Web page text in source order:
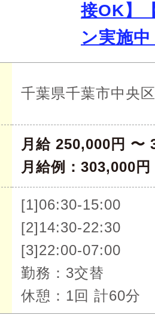
接OK】
ン実施
千葉県千葉市中央区
月給 250,000円 〜
月給例：303,000
[1]06:30-15:00
[2]14:30-22:30
[3]22:00-07:00
勤務：3交替
休憩：1回 計60分